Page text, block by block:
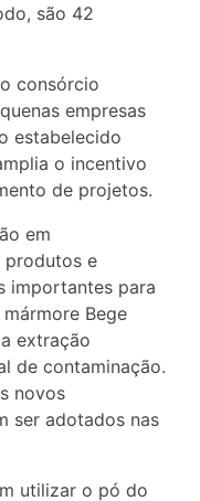
são 42
consórcio
empresas
estabelecido
o incentivo
de projetos.
em
produtos e
importantes para
Bege
extração
de contaminação.
novos
ser adotados nas
utilizar o pó do